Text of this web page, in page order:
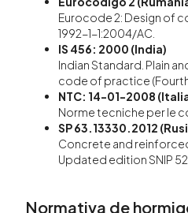
Eurocode 2: Design of
1992-1-1:2004/AC.
IS 456: 2000 (India)
Indian Standard. Plain
code of practice (Fourth
NTC: 14-01-2008
Norme tecniche per le
SP 63.13330.2012
Concrete and
Updated edition SNIP
Normativa de